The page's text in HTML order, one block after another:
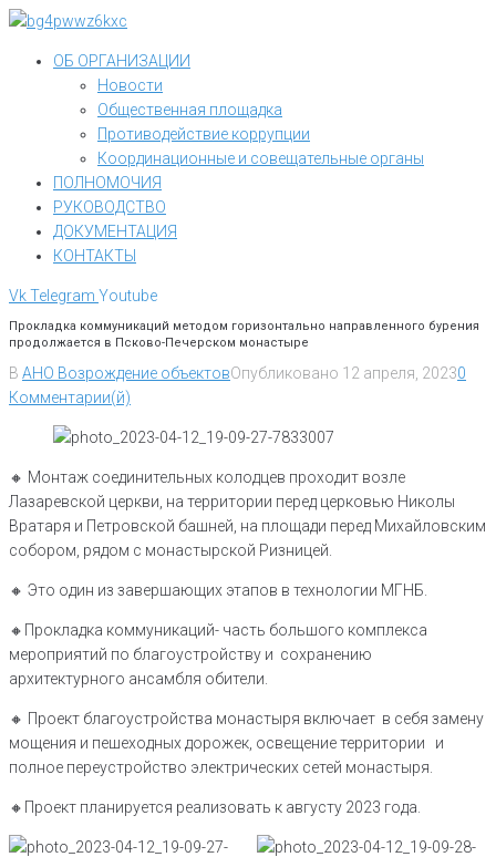
Перейти
контентуОБ ОРГАНИЗАЦИИ
Новости
Общественная площадка
Противодействие коррупции
Координационные и совещательные органы
ПОЛНОМОЧИЯ
РУКОВОДСТВО
ДОКУМЕНТАЦИЯ
КОНТАКТЫ
VkTelegram Youtube
Прокладка коммуникаций методом горизонтально направленного бурения
продолжается в Псково-Печерском монастыре
В АНО Возрождение объектовОпубликовано 12 апреля, 20230
Комментарии(й)
🔸️ Монтаж соединительных колодцев проходит возле
Лазаревской церкви, на территории перед церковью Николы
Вратаря и Петровской башней, на площади перед Михайловским
собором, рядом с монастырской Ризницей.
🔸️ Это один из завершающих этапов в технологии МГНБ.
🔸️Прокладка коммуникаций- часть большого комплекса
мероприятий по благоустройству и сохранению
архитектурного ансамбля обители.
🔸️ Проект благоустройства монастыря включает в себя замену
мощения и пешеходных дорожек, освещение территории и
полное переустройство электрических сетей монастыря.
🔸️Проект планируется реализовать к августу 2023 года.